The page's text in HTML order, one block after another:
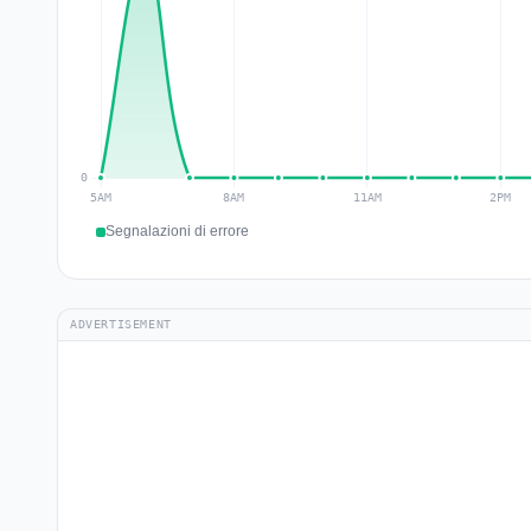
Segnalazioni di errore
ADVERTISEMENT